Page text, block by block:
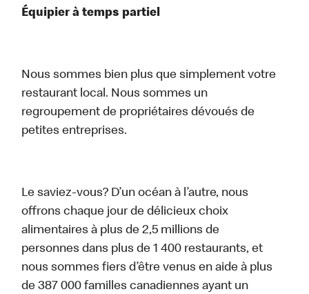
Équipier à temps partiel
Nous sommes bien plus que simplement votre
restaurant local. Nous sommes un
regroupement de propriétaires dévoués de
petites entreprises.
Le saviez-vous? D’un océan à l’autre, nous
offrons chaque jour de délicieux choix
alimentaires à plus de 2,5 millions de
personnes dans plus de 1 400 restaurants, et
nous sommes fiers d’être venus en aide à plus
de 387 000 familles canadiennes ayant un